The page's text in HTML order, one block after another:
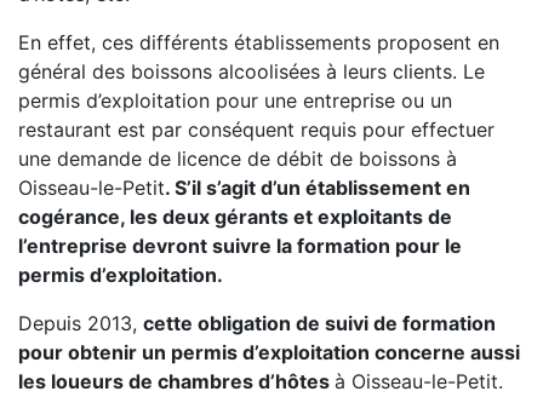
En effet, ces différents établissements proposent en
général des boissons alcoolisées à leurs clients. Le
permis d’exploitation pour une entreprise ou un
restaurant est par conséquent requis pour effectuer
une demande de licence de débit de boissons à
Oisseau-le-Petit. S’il s’agit d’un établissement en
cogérance, les deux gérants et exploitants de
l’entreprise devront suivre la formation pour le
permis d’exploitation.
Depuis 2013, cette obligation de suivi de formation
pour obtenir un permis d’exploitation concerne aussi
les loueurs de chambres d’hôtes à Oisseau-le-Petit.